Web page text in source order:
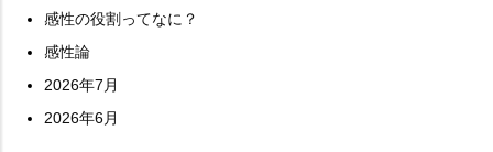
感性の役割ってなに？
感性論
2026年7月
2026年6月